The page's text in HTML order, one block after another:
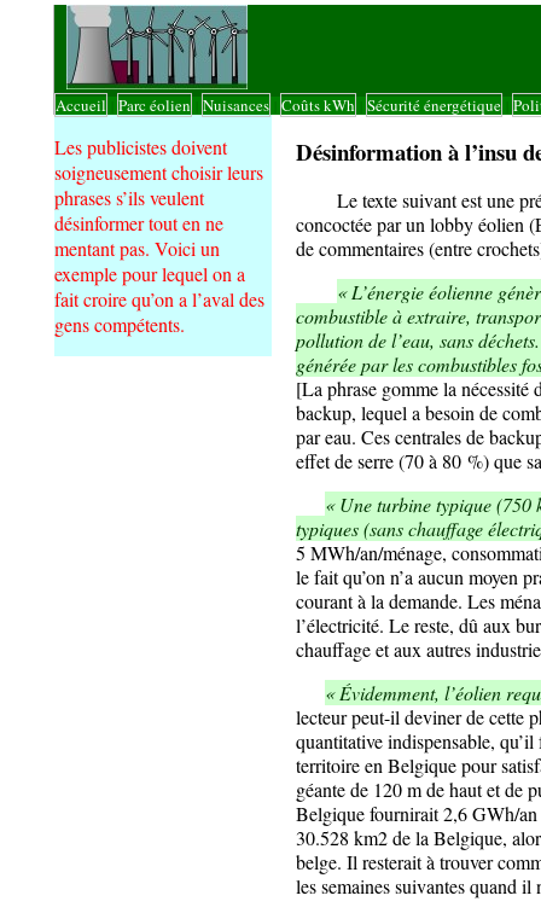
Accueil Parc éolien Nuisances Coûts kWh Sécurité énergétique
Les publicistes doivent
soigneusement choisir leurs
phrases s’ils veulent
désinformer tout en ne
mentant pas. Voici un
exemple pour lequel on a
fait croire qu’on a l’aval des
gens compétents.
Désinformation à l’insu
Le texte suivant est une
concoctée par un lobby éolien
de commentaires (entre
« L’énergie éolienne
combustible à extraire,
pollution de l’eau, sans
générée par les combustibles
[La phrase gomme la nécessité
backup, lequel a besoin de
par eau. Ces centrales de
effet de serre (70 à 80 %) que
« Une turbine typique (750
typiques (sans chauffage
5 MWh/an/ménage,
le fait qu’on n’a aucun moyen
courant à la demande. Les
l’électricité. Le reste, dû aux
chauffage et aux autres
« Évidemment, l’éolien
lecteur peut-il deviner de cette
quantitative indispensable,
territoire en Belgique pour
géante de 120 m de haut et de
Belgique fournirait 2,6 GWh/
30.528 km2 de la Belgique,
belge. Il resterait à trouver
les semaines suivantes quand il